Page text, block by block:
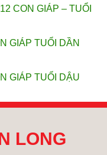
CON GIÁP – TUỔI
GIÁP TUỔI DẦN
GIÁP TUỔI DẬU
LONG